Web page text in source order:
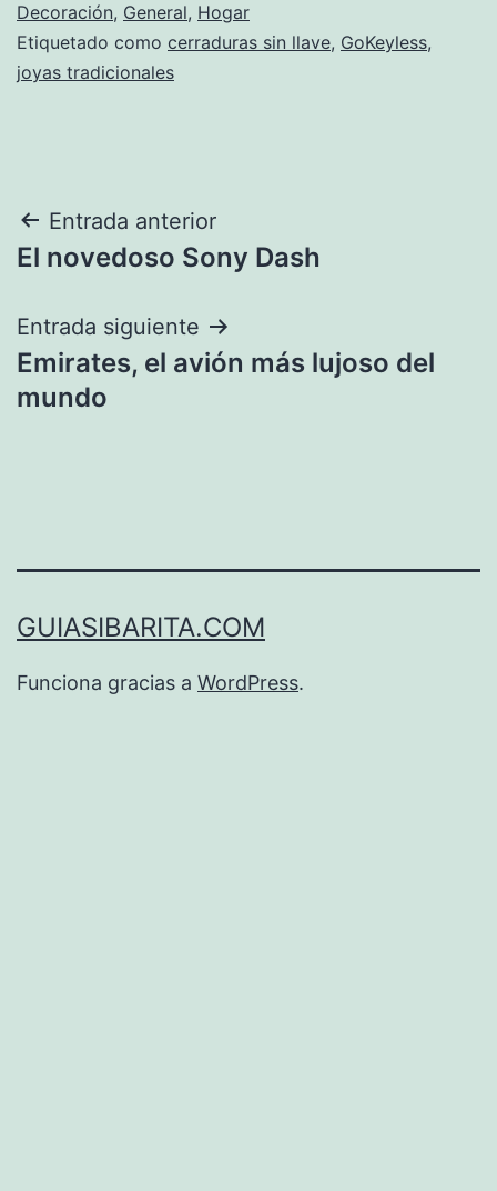
Decoración, General, Hogar
Etiquetado como cerraduras sin llave, GoKeyless,
joyas tradicionales
Navegación
de
entradas
Entrada anterior
El novedoso Sony Dash
Entrada siguiente
Emirates, el avión más lujoso del
mundo
GUIASIBARITA.COM
Funciona gracias a WordPress.